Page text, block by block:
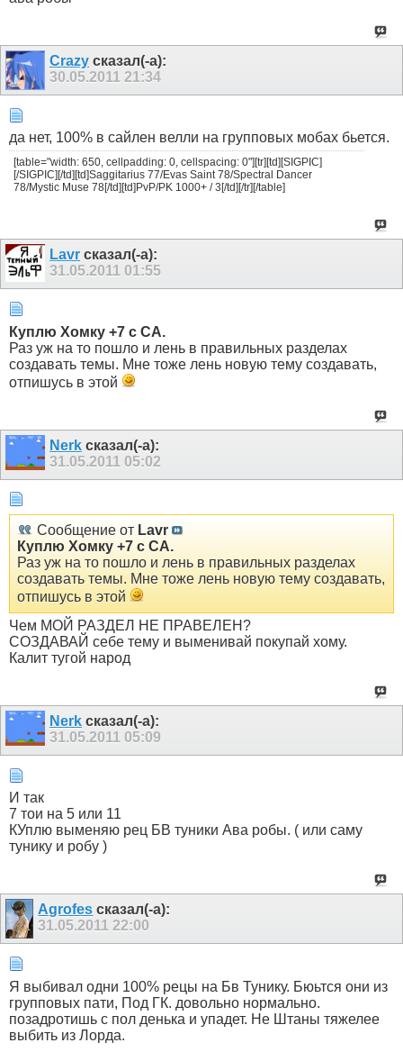
Crazy сказал(-а):
30.05.2011 21:34
да нет, 100% в сайлен велли на групповых мобах бьется.
[table="width: 650, cellpadding: 0, cellspacing: 0"][tr][td][SIGPIC]
[/SIGPIC][/td][td]Saggitarius 77/Evas Saint 78/Spectral Dancer
78/Mystic Muse 78[/td][td]PvP/PK 1000+ / 3[/td][/tr][/table]
Lavr сказал(-а):
31.05.2011 01:55
Куплю Хомку +7 с СА.
Раз уж на то пошло и лень в правильных разделах
создавать темы. Мне тоже лень новую тему создавать,
отпишусь в этой
Nerk сказал(-а):
31.05.2011 05:02
Сообщение от Lavr
Куплю Хомку +7 с СА.
Раз уж на то пошло и лень в правильных разделах
создавать темы. Мне тоже лень новую тему создавать,
отпишусь в этой
Чем МОЙ РАЗДЕЛ НЕ ПРАВЕЛЕН?
СОЗДАВАЙ себе тему и выменивай покупай хому.
Калит тугой народ
Nerk сказал(-а):
31.05.2011 05:09
И так
7 тои на 5 или 11
КУплю выменяю рец БВ туники Ава робы. ( или саму
тунику и робу )
Agrofes сказал(-а):
31.05.201122:00
Я выбивал одни 100% рецы на Бв Тунику. Бюьтся они из
групповых пати, Под ГК. довольно нормально.
позадротишь с пол денька и упадет. Не Штаны тяжелее
выбить из Лорда.